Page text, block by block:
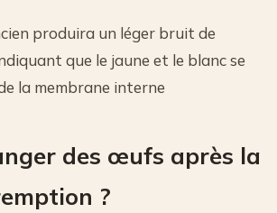
produira un léger bruit de
que le jaune et le blanc se
la membrane interne
des œufs après la
?